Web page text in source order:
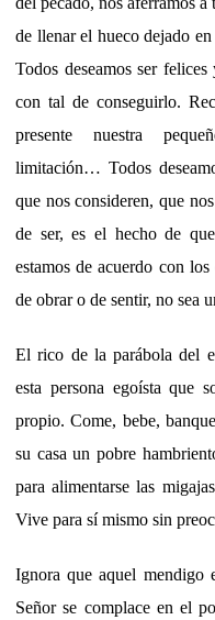
de llenar el hueco dejado
Todos deseamos ser
con tal de conseguirlo.
presente nuestra
limitación… Todos
que nos consideren, que
de ser, es el hecho de
estamos de acuerdo con
de obrar o de sentir, no sea
El rico de la parábola del
esta persona egoísta que
propio. Come, bebe,
su casa un pobre
para alimentarse las
Vive para sí mismo sin
Ignora que aquel mendigo
Señor se complace en el